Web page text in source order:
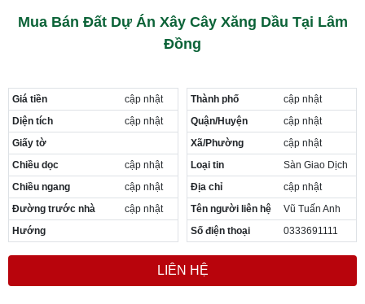
Cần thuê MBKD tại Phường Hà Đông
Cần thuê MBKD tại Phường Hoàng Mai
Cần thuê MBKD tại Phường Nghĩa Độ
Cần thuê MBKD tại Phường Phương Liệt
Cần thuê MBKD tại Phường Khương Đình
Cần thuê MBKD tại Phường Yên Sở
Cần thuê MBKD tại Phường Hoàng Liệt
Cần thuê MBKD tại Phường Định Công
Cần thuê MBKD tại Phường Tương Mai
Cần thuê MBKD tại Phường Vĩnh Hưng
Cần thuê MBKD tại Phường Lĩnh Nam
Cần thuê MBKD tại Phường Hồng Hà
Cần thuê MBKD tại Phường Láng
Mua Bán Đất Dự Án Xây Cây Xăng Dầu Tại Lâm
Đồng
Giá tiền
cập nhật
Diện tích
cập nhật
Giấy tờ
Chiều dọc
cập nhật
Chiều ngang
cập nhật
Đường trước nhà
cập nhật
Hướng
Thành phố
cập nhật
Quận/Huyện
cập nhật
Xã/Phường
cập nhật
Loại tin
Sàn Giao Dịch
Địa chỉ
cập nhật
Tên người liên hệ
Vũ Tuấn Anh
Số điện thoại
0333691111
LIÊN HỆ